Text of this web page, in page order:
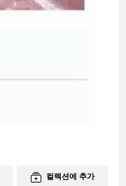
컬렉션에 추가